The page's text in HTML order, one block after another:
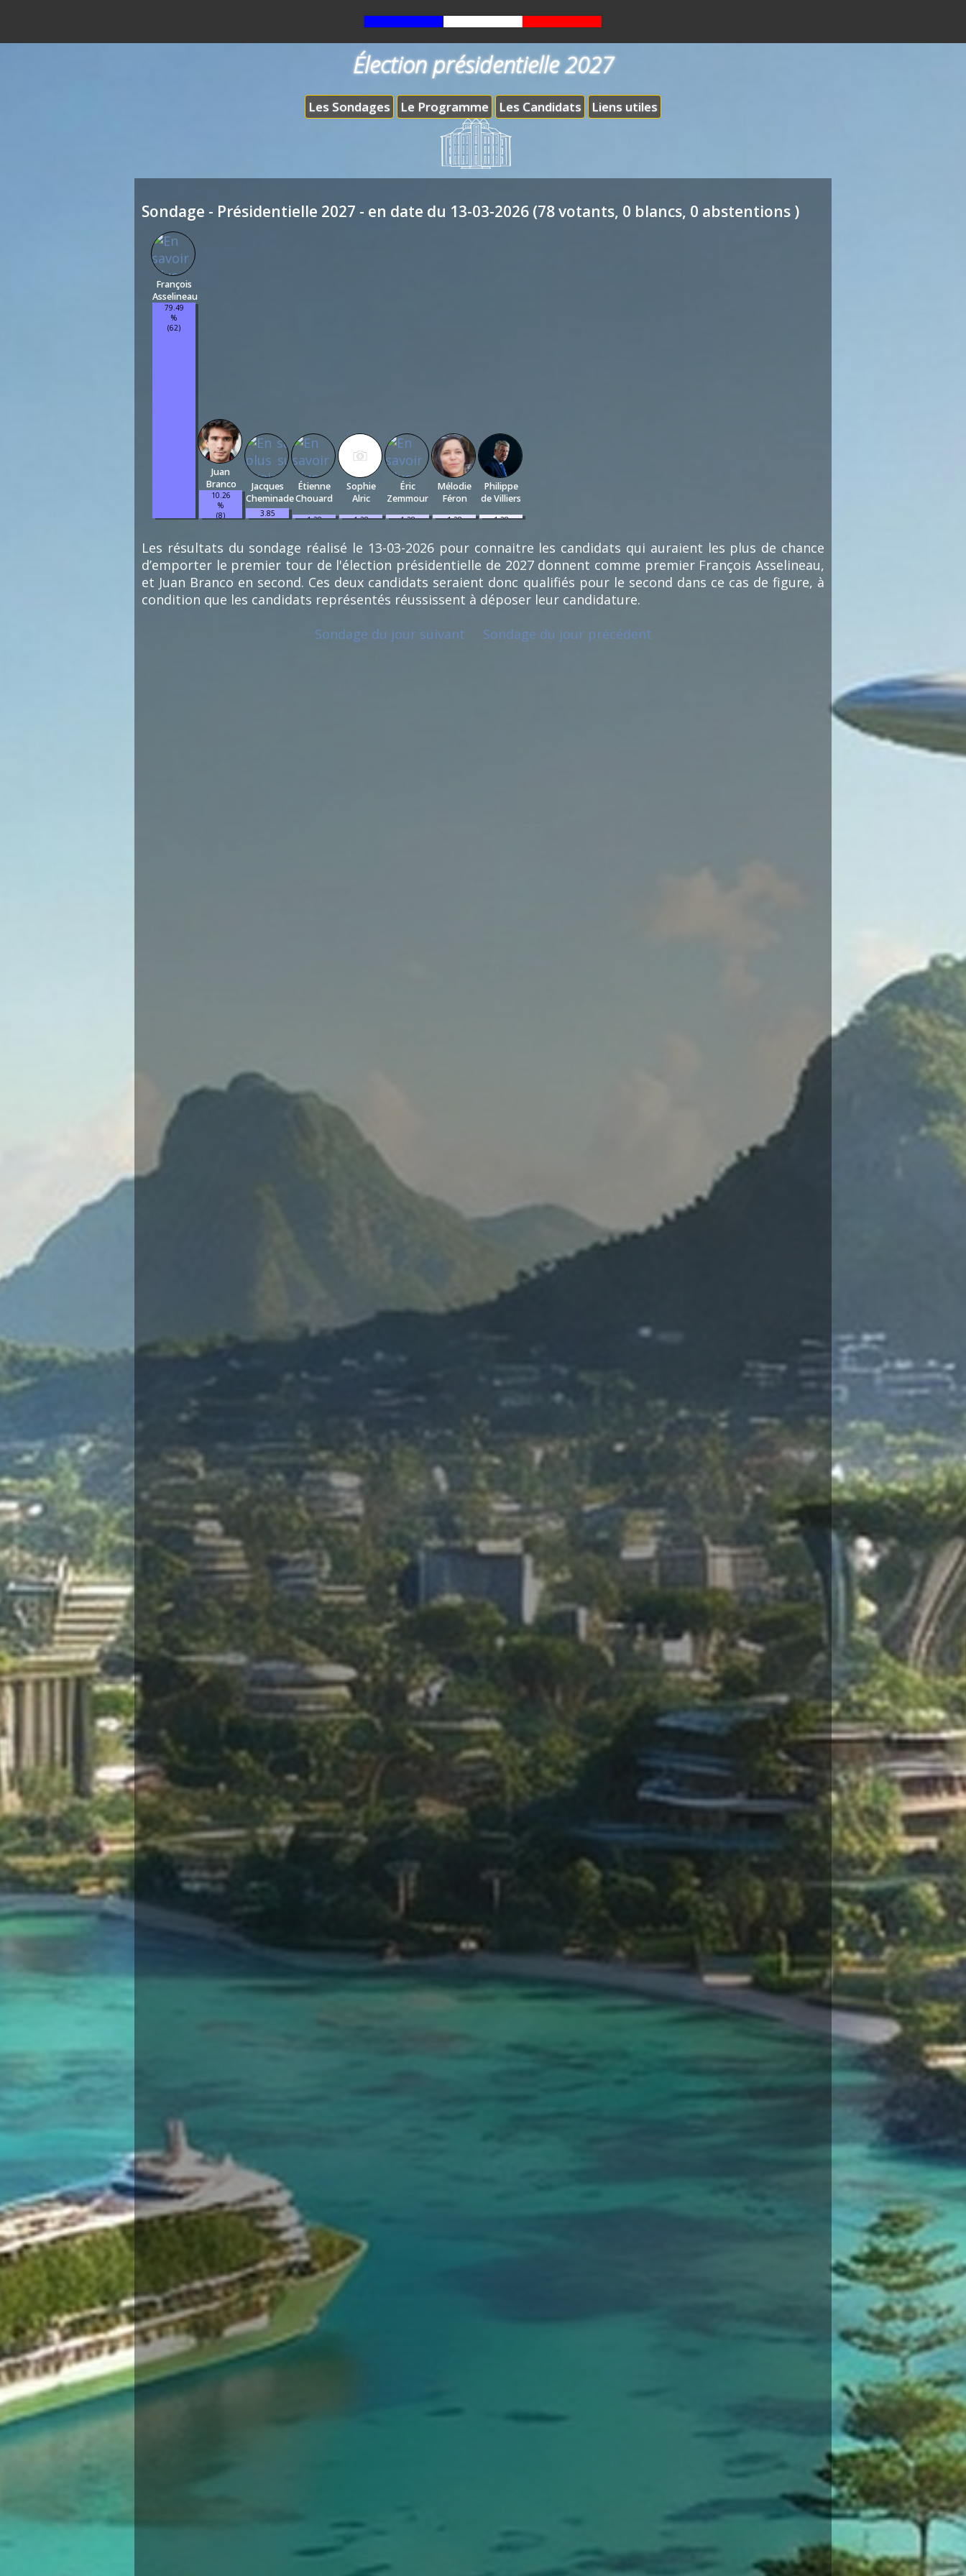
Les Sondages Le Programme Les Candidats Liens utiles
Élection présidentielle 2027
Sondage - Présidentielle 2027 - en date du 13-03-2026 (78 votants, 0 blancs, 0 abstentions )
François
Asselineau
79.49
%
(62)
Juan
Branco
10.26
%
(8)
Jacques
Cheminade
3.85
%
Étienne
Chouard
1.28
Sophie
Alric
1.28
Éric
Zemmour
1.28
Mélodie
Féron
1.28
Philippe
de Villiers
1.28
Les résultats du sondage réalisé le 13-03-2026 pour connaitre les candidats qui auraient les plus de chance
d’emporter le premier tour de l'élection présidentielle de 2027 donnent comme premier François Asselineau,
et Juan Branco en second. Ces deux candidats seraient donc qualifiés pour le second dans ce cas de figure, à
condition que les candidats représentés réussissent à déposer leur candidature.
Sondage du jour suivant
Sondage du jour précédent